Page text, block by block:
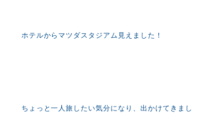
ホテルからマツダスタジアム見えました！
ちょっと一人旅したい気分になり、出かけてきまし